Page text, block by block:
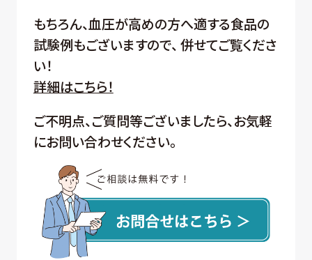
もちろん、血圧が高めの方へ適する食品の
試験例もございますので、 併せてご覧くださ
い！
詳細はこちら！
ご不明点、ご質問等ございましたら、お気軽
にお問い合わせください。